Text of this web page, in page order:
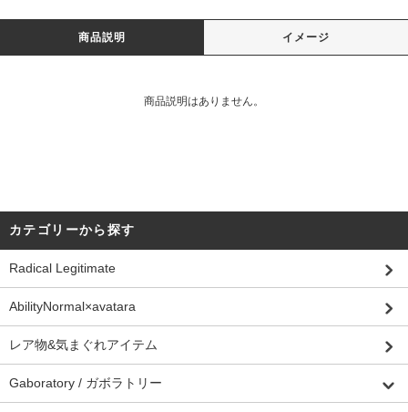
商品説明 イメージ
商品説明はありません。
カテゴリーから探す
Radical Legitimate
AbilityNormal×avatara
レア物&気まぐれアイテム
Gaboratory / ガボラトリー